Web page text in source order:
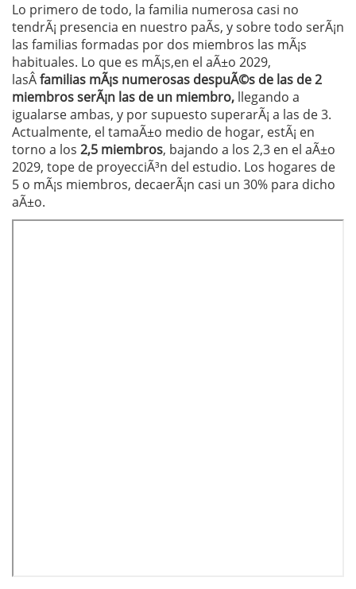
Lo primero de todo, la familia numerosa casi no
tendrÃ¡ presencia en nuestro paÃ­s, y sobre todo serÃ¡n
las familias formadas por dos miembros las mÃ¡s
habituales. Lo que es mÃ¡s,en el aÃ±o 2029,
lasÂfamilias mÃ¡s numerosas despuÃ©s de las de 2
miembros serÃ¡n las de un miembro, llegando a
igualarse ambas, y por supuesto superarÃ¡ a las de 3.
Actualmente, el tamaÃ±o medio de hogar, estÃ¡ en
torno a los 2,5 miembros, bajando a los 2,3 en el aÃ±o
2029, tope de proyecciÃ³n del estudio. Los hogares de
5 o mÃ¡s miembros, decaerÃ¡n casi un 30% para dicho
aÃ±o.